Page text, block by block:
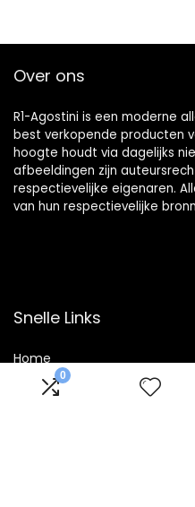
0
Over ons
R1-Agostini is een moderne
best verkopende producten
hoogte houdt via dagelijks
afbeeldingen zijn
respectievelijke eigenaren.
van hun respectievelijke
Snelle Links
Home
Winkel